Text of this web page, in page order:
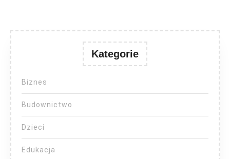
Kategorie
Biznes
Budownictwo
Dzieci
Edukacja